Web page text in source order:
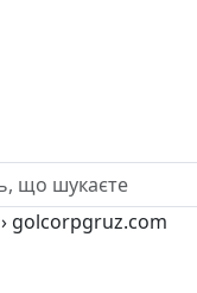
› golcorpgruz.com